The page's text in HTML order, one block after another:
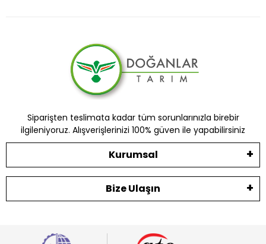
Siparişten teslimata kadar tüm sorunlarınızla birebir
ilgileniyoruz. Alışverişlerinizi 100% güven ile yapabilirsiniz
Kurumsal
Bize Ulaşın